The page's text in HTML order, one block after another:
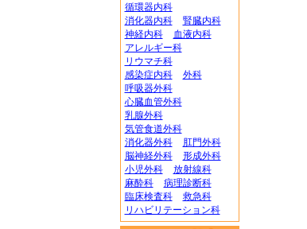
循環器内科
消化器内科
腎臓内科
神経内科
血液内科
アレルギー科
リウマチ科
感染症内科
外科
呼吸器外科
心臓血管外科
乳腺外科
気管食道外科
消化器外科
肛門外科
脳神経外科
形成外科
小児外科
放射線科
麻酔科
病理診断科
臨床検査科
救急科
リハビリテーション科